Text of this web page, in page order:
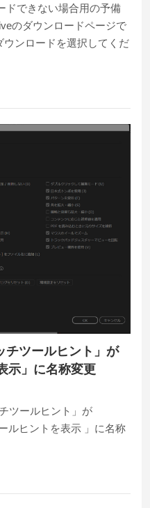
ドできない場合用の予備
のダウンロードページで
ンロードを選択してくだ
ツールヒント」が
示」に名称変更
ツールヒント」が
ルヒントを表示 」に名称